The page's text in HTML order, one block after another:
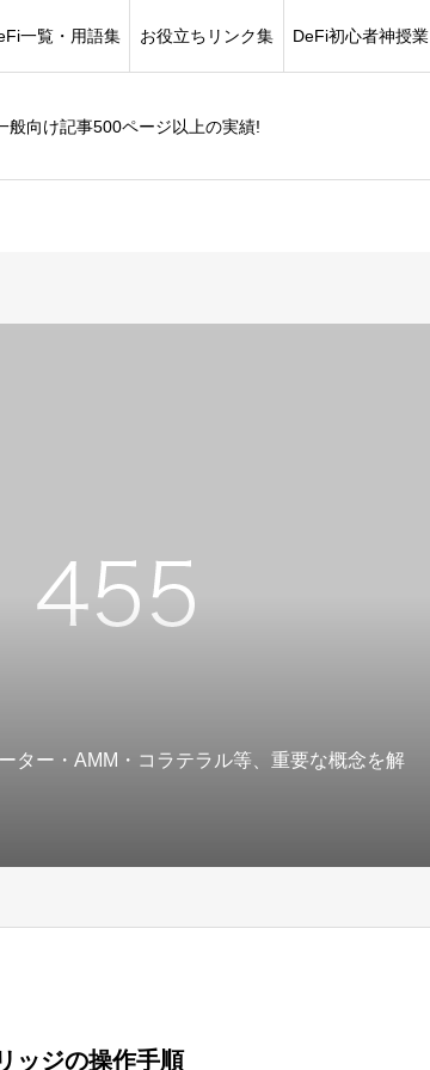
般向け記事500ページ以上の実績!
一覧・用語集 お役立ちリンク集 DeFi初心者神授業
ター・AMM・コラテラル等、重要な概念を解
ッジの操作手順